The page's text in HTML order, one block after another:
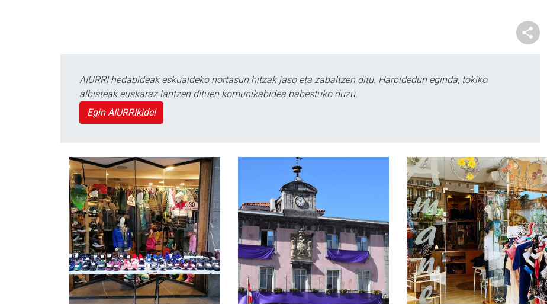
AIURRI hedabideak eskualdeko nortasun hitzak jaso eta zabaltzen ditu. Harpidedun eginda, tokiko
albisteak euskaraz lantzen dituen komunikabidea babestuko duzu.
Egin AIURRIkide!